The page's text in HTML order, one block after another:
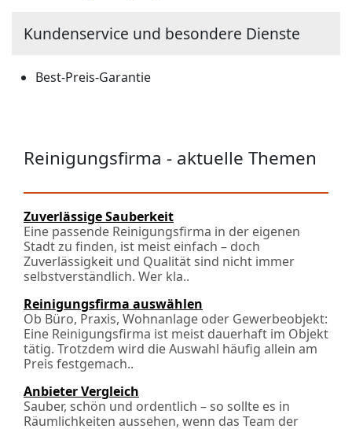
Kundenservice und besondere Dienste
Best-Preis-Garantie
Reinigungsfirma - aktuelle Themen
Zuverlässige Sauberkeit
Eine passende Reinigungsfirma in der eigenen
Stadt zu finden, ist meist einfach – doch
Zuverlässigkeit und Qualität sind nicht immer
selbstverständlich. Wer kla..
Reinigungsfirma auswählen
Ob Büro, Praxis, Wohnanlage oder Gewerbeobjekt:
Eine Reinigungsfirma ist meist dauerhaft im Objekt
tätig. Trotzdem wird die Auswahl häufig allein am
Preis festgemach..
Anbieter Vergleich
Sauber, schön und ordentlich – so sollte es in
Räumlichkeiten aussehen, wenn das Team der